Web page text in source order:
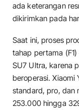
ada keterangan
dikirimkan pada
Saat ini, proses
tahap pertama
SU7 Ultra, karena
beroperasi.
standard, pro, dan
253.000 hingga